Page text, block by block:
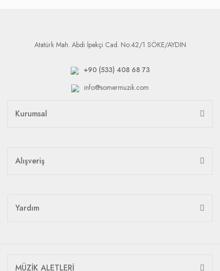
Atatürk Mah. Abdi İpekçi Cad. No:42/1 SÖKE/AYDIN
+90 (533) 408 68 73
info@somermuzik.com
Kurumsal
Alışveriş
Yardım
MÜZİK ALETLERİ